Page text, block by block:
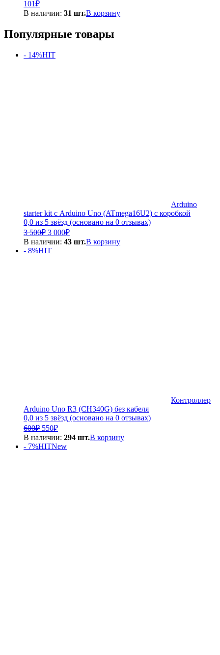
101₽
В наличии: 31 шт.В корзину
Популярные товары
- 14%HIT
Arduino
starter kit с Arduino Uno (ATmega16U2) с коробкой
0,0 из 5 звёзд (основано на 0 отзывах)
3 500₽ Первоначальная
цена
составляла
3
3 000₽Текущая
цена:
В наличии: 43 шт.В корзину
- 8%HIT
Контроллер
Arduino Uno R3 (CH340G) без кабеля
0,0 из 5 звёзд (основано на 0 отзывах)
600₽ Первоначальная
цена
составляла
550₽Текущая
цена:
550₽.
В наличии: 294 шт.В корзину
- 7%HITNew